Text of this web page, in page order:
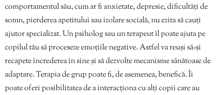
comportamentul său, cum ar fi anxietate, depresie, dificultăți de
somn, pierderea apetitului sau izolare socială, nu ezita să cauți
ajutor specializat. Un psiholog sau un terapeut îl poate ajuta pe
copilul tău să proceseze emoțiile negative. Astfel va reuși să-și
recapete încrederea în sine și să dezvolte mecanisme sănătoase de
adaptare. Terapia de grup poate fi, de asemenea, benefică. Îi
poate oferi posibilitatea de a interacționa cu alți copii care au